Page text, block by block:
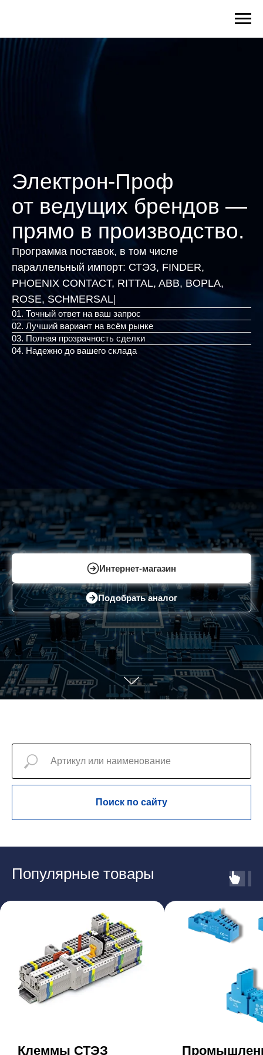
Электрон-Проф
от ведущих брендов —
прямо в производство.
Программа поставок, в том числе
параллельный импорт: СТЭЗ, FINDER,
PHOENIX CONTACT, RITTAL, ABB, BOPLA,
ROSE, S|
01. Точный ответ на ваш запрос
02. Лучший вариант на всём рынке
03. Полная прозрачность сделки
04. Надежно до вашего склада
Интернет-магазин
Подобрать аналог
Поиск по сайту
Популярные товары
Клеммы СТЭЗ